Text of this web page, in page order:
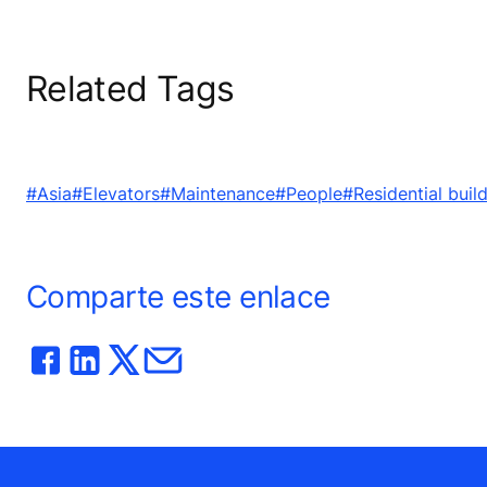
Related Tags
#Asia#Elevators#Maintenance#People#Residential
Comparte este enlace